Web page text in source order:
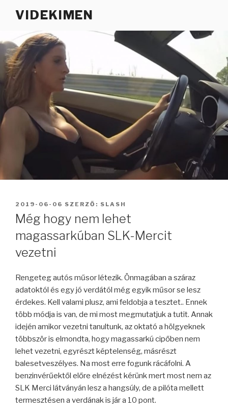
VIDEKIMEN
BEKÜLDVE:
2019-06-06 SZERZŐ: SLASH
Még hogy nem lehet
magassarkúban SLK-Mercit
vezetni
Rengeteg autós műsor létezik. Önmagában a száraz
adatoktól és egy jó verdától még egyik műsor se lesz
érdekes. Kell valami plusz, ami feldobja a tesztet.. Ennek
több módja is van, de mi most megmutatjuk a tutit. Annak
idején amikor vezetni tanultunk, az oktató a hölgyeknek
többször is elmondta, hogy magassarkú cipőben nem
lehet vezetni, egyrészt képtelenség, másrészt
balesetveszélyes. Na most erre fogunk rácáfolni. A
benzinvérűektől előre elnézést kérünk mert most nem az
SLK Merci látványán lesz a hangsúly, de a pilóta mellett
termesztésen a verdának is jár a 10 pont.